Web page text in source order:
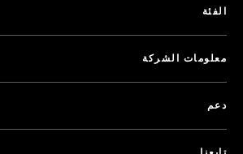
الفئة
معلومات الشركة
دعم